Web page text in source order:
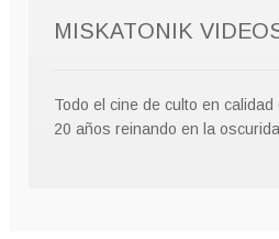
MISKATONIK
Todo el cine de culto en calidad
20 años reinando en la